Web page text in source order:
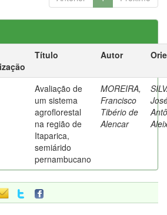
Título Autor
Avaliação de
um sistema
agroflorestal
na região de
Itaparica,
semiárido
pernambucano
MOREIRA,
Francisco
Tibério de
Alencar